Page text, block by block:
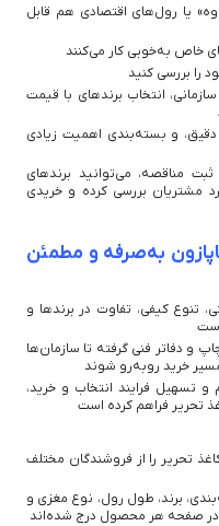
یا رول‌های اقتصادی هم قابل
خاص به‌خوبی کار می‌کنند
را بررسی کنید
انتخاب برندهای با قیمت
و بسته‌بندی اهمیت زیادی
ثبت مناقصه، می‌توانید برندهای
مشتریان بررسی کرده و خریدی
به‌صرفه و مطمئن
تنوع کیفی، تفاوت در برندها و
و دفاتر فنی گرفته تا سازمان‌ها
خرید روبه‌رو شوند
و تسهیل فرایند انتخاب و خرید،
تحریر فراهم کرده است
تحریر را از فروشندگان مختلف
برند، طول رول، نوع مغزی و
صفحه هر محصول درج شده‌اند